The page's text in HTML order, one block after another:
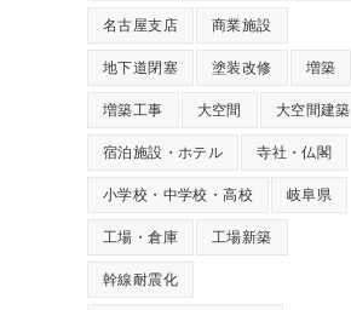
名古屋支店 商業施設
地下道閉塞 塗装改修 増築
増築工事 大空間 大空間建築
宿泊施設・ホテル 寺社・仏閣
小学校・中学校・高校 岐阜県
工場・倉庫 工場新築
幹線耐震化